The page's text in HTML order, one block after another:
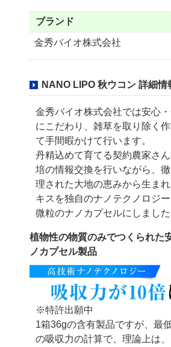
ブランド
金秀バイオ株式会社
NANO LIPO 秋ウコン 詳細情
金秀バイオ株式会社では安心
にこだわり、雑草を取り除く
て手間暇かけて行います。
丹精込めて育てる契約農家さ
培の情報交換を行いながら、
理された大地の恵みから生ま
キスを独自のナノテクノロジ
微粒のナノカプセルにしました
植物性の物質のみでつくられた
ノカプセル製品
※特許出願中
1箱36gの含有製品ですが、最
の吸収力の計算で、 理論上は